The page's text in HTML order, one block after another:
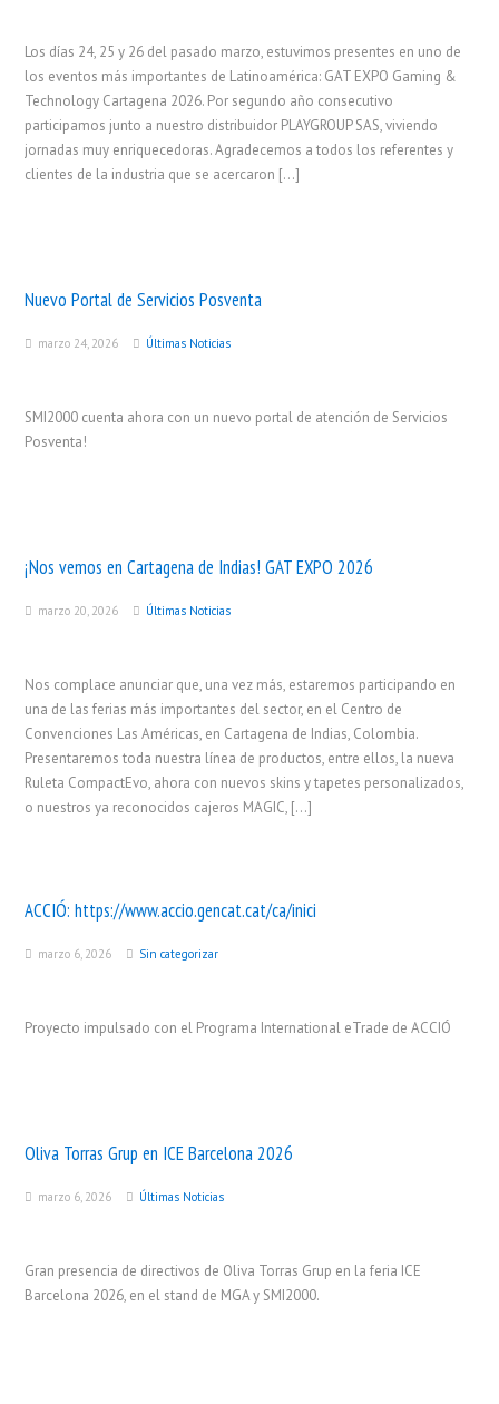
Los días 24, 25 y 26 del pasado marzo, estuvimos presentes en uno de
los eventos más importantes de Latinoamérica: GAT EXPO Gaming &
Technology Cartagena 2026. Por segundo año consecutivo
participamos junto a nuestro distribuidor PLAYGROUP SAS, viviendo
jornadas muy enriquecedoras. Agradecemos a todos los referentes y
clientes de la industria que se acercaron […]
Nuevo Portal de Servicios Posventa
marzo 24, 2026 Últimas Noticias
SMI2000 cuenta ahora con un nuevo portal de atención de Servicios
Posventa!
¡Nos vemos en Cartagena de Indias! GAT EXPO 2026
marzo 20, 2026 Últimas Noticias
Nos complace anunciar que, una vez más, estaremos participando en
una de las ferias más importantes del sector, en el Centro de
Convenciones Las Américas, en Cartagena de Indias, Colombia.
Presentaremos toda nuestra línea de productos, entre ellos, la nueva
Ruleta CompactEvo, ahora con nuevos skins y tapetes personalizados,
o nuestros ya reconocidos cajeros MAGIC, […]
ACCIÓ:https://www.accio.gencat.cat/ca/inici
marzo 6, 2026 Sin categorizar
Proyecto impulsado con el Programa International eTrade de ACCIÓ
Oliva Torras Grup en ICE Barcelona 2026
marzo 6, 2026 Últimas Noticias
Gran presencia de directivos de Oliva Torras Grup en la feria ICE
Barcelona 2026, en el stand de MGA y SMI2000.